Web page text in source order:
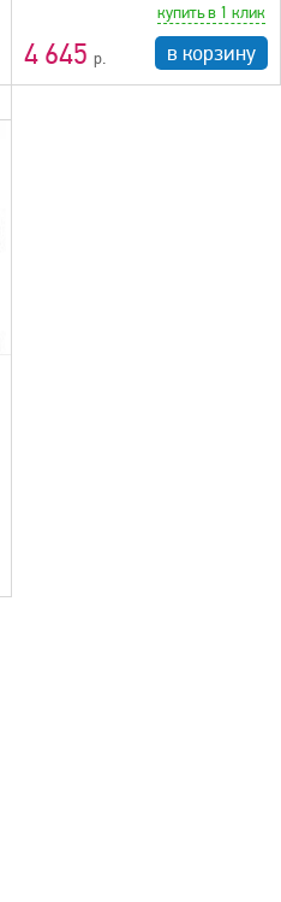
4 645
купить в 1 клик
в корзину